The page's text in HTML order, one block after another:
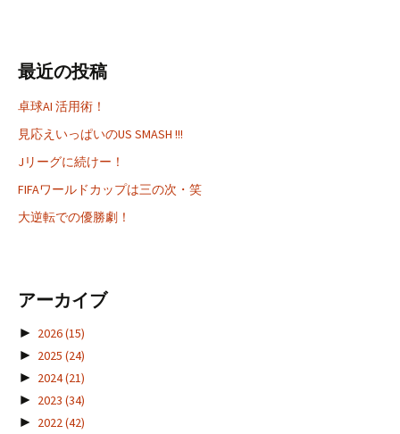
最近の投稿
卓球AI 活用術！
見応えいっぱいのUS SMASH !!!
Jリーグに続けー！
FIFAワールドカップは三の次・笑
大逆転での優勝劇！
アーカイブ
► 2026(15)
► 2025 (24)
► 2024(21)
► 2023 (34)
► 2022(42)